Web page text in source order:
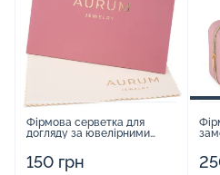
Фірмова серветка для
догляду за ювелірними
150 грн